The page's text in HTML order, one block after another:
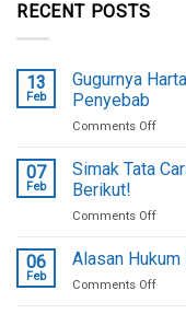
RECENT POSTS
13
Feb
Gugurnya
Penyebab
Comments Offon
Harta
07
Feb
Simak Tata
Berikut!
Comments Offon
Tata
06
Feb
Alasan
Comments Offon